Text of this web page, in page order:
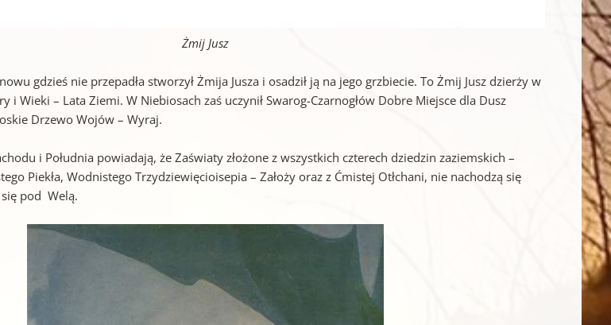
Żmij Jusz
gdzieś nie przepadła stworzył Żmija Jusza i osadził ją na jego grzbiecie. To Żmij Jusz dzierży w
i Wieki – Lata Ziemi. W Niebiosach zaś uczynił Swarog-Czarnogłów Dobre Miejsce dla Dusz
Drzewo Wojów – Wyraj.
i Południa powiadają, że Zaświaty złożone z wszystkich czterech dziedzin zaziemskich –
Piekła, Wodnistego Trzydziewięcioisepia – Założy oraz z Ćmistej Otłchani, nie nachodzą się
pod Welą.